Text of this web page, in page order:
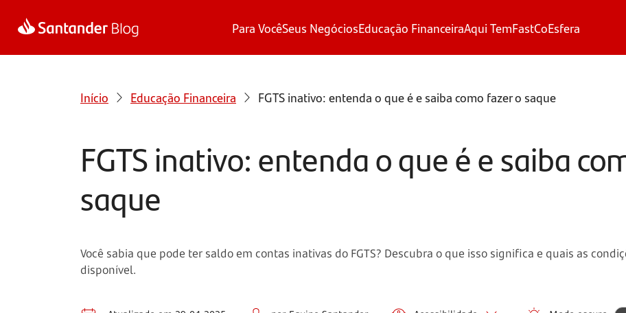
Para VocêSeus NegóciosEducação FinanceiraAqui TemFastCoEsfera
Início Educação Financeira FGTS inativo: entenda o que é e saiba como fazer o saque
FGTS inativo: entenda o que é e saiba
saque
Você sabia que pode ter saldo em contas inativas do FGTS? Descubra o que isso significa e quais as
disponível.